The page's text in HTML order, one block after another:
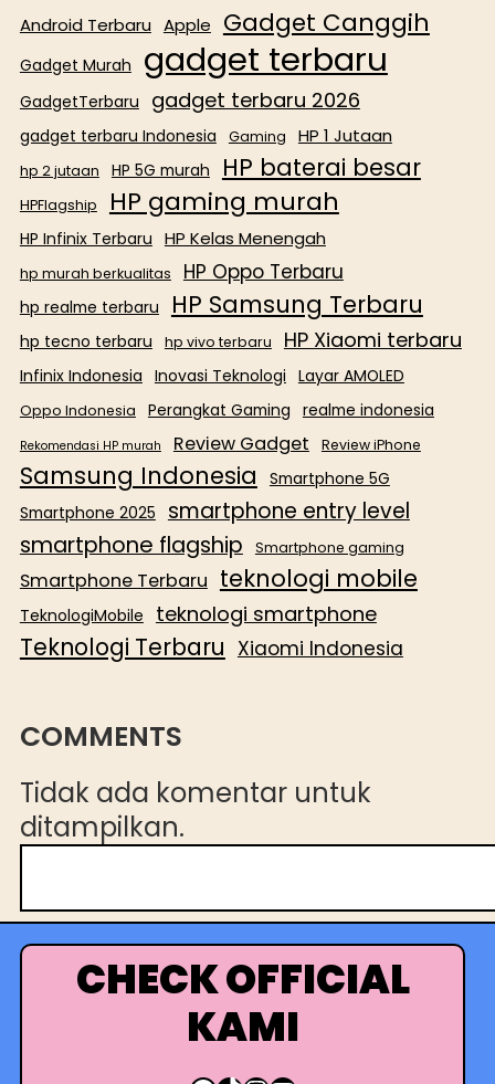
Android Terbaru Apple Gadget Canggih
Gadget Murah gadget terbaru
GadgetTerbaru gadget terbaru 2026
gadget terbaru Indonesia Gaming HP 1 Jutaan
hp 2 jutaan HP 5G murah HP baterai besar
HPFlagship HP gaming murah
HP Infinix Terbaru HP Kelas Menengah
hp murah berkualitas HP Oppo Terbaru
hp realme terbaru HP Samsung Terbaru
hp tecno terbaru hp vivo terbaru HP Xiaomi terbaru
Infinix Indonesia Inovasi Teknologi Layar AMOLED
Oppo Indonesia Perangkat Gaming realme indonesia
Rekomendasi HP murah Review Gadget Review iPhone
Samsung Indonesia
Smartphone 5G
Smartphone 2025 smartphone entry level
smartphone flagship Smartphone gaming
Smartphone Terbaru teknologi mobile
TeknologiMobile teknologi smartphone
Teknologi Terbaru Xiaomi Indonesia
COMMENTS
Tidak ada komentar untuk
ditampilkan.
r
i
CHECK OFFICIAL
KAMI